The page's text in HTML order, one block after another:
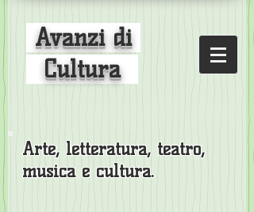
Avanzi di
Cultura
Arte, letteratura, teatro,
musica e cultura.